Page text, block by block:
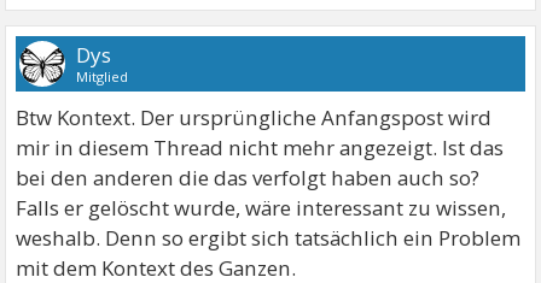
Dys
Mitglied
Btw Kontext. Der ursprüngliche Anfangspost wird
mir in diesem Thread nicht mehr angezeigt. Ist das
bei den anderen die das verfolgt haben auch so?
Falls er gelöscht wurde, wäre interessant zu wissen,
weshalb. Denn so ergibt sich tatsächlich ein Problem
mit dem Kontext des Ganzen.